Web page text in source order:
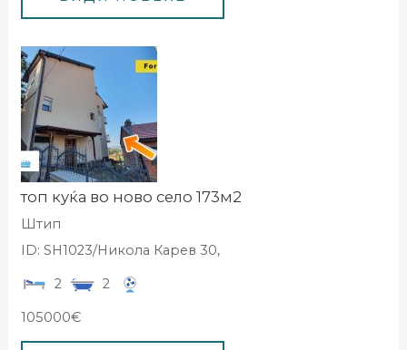
топ куќа во ново село 173м2
Штип
ID: SH1023/Никола Карев 30,
2 2
105000€